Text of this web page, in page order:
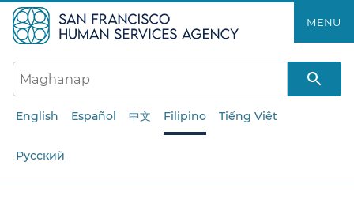
ang
pangunahing
nilalaman​​
MENU​​
English Español 中文 Filipino Tiếng Việt
Русский